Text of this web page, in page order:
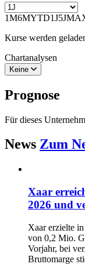
1M6MYTD1J5J
Kurse werden
Chartanalysen
Keine
Prognose
Für dieses
News Zum
Xaar
2026 und
Xaar erzielte
von 0,2 Mio.
Vorjahr, bei
Bruttomarge